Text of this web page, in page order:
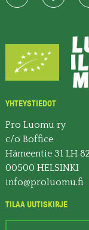
YHTEYSTIEDOT
Pro Luomu ry
c/o Boffice
Hämeentie 31 LH
00500 HELSINKI
info@proluomu.fi
TILAA UUTISKIRJE